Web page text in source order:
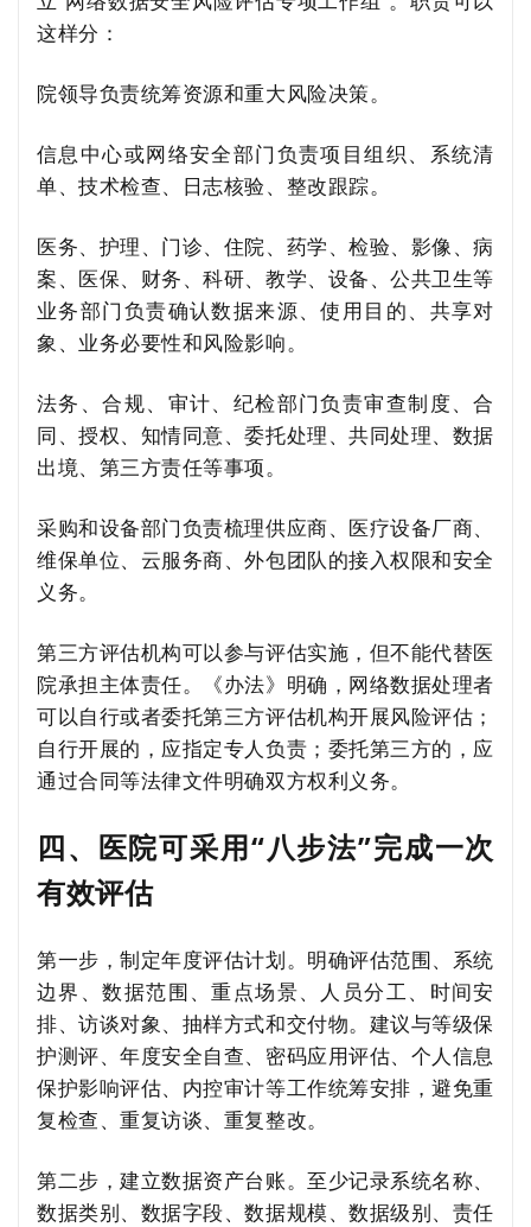
这样分：
院领导负责统筹资源和重大风险决策。
信息中心或网络安全部门负责项目组织、系统清
单、技术检查、日志核验、整改跟踪。
医务、护理、门诊、住院、药学、检验、影像、病
案、医保、财务、科研、教学、设备、公共卫生等
业务部门负责确认数据来源、使用目的、共享对
象、业务必要性和风险影响。
法务、合规、审计、纪检部门负责审查制度、合
同、授权、知情同意、委托处理、共同处理、数据
出境、第三方责任等事项。
采购和设备部门负责梳理供应商、医疗设备厂商、
维保单位、云服务商、外包团队的接入权限和安全
义务。
第三方评估机构可以参与评估实施，但不能代替医
院承担主体责任。《办法》明确，网络数据处理者
可以自行或者委托第三方评估机构开展风险评估；
自行开展的，应指定专人负责；委托第三方的，应
通过合同等法律文件明确双方权利义务。
四、医院可采用“八步法”完成一次
有效评估
第一步，制定年度评估计划。明确评估范围、系统
边界、数据范围、重点场景、人员分工、时间安
排、访谈对象、抽样方式和交付物。建议与等级保
护测评、年度安全自查、密码应用评估、个人信息
保护影响评估、内控审计等工作统筹安排，避免重
复检查、重复访谈、重复整改。
第二步，建立数据资产台账。至少记录系统名称、
数据类别、数据字段、数据规模、数据级别、责任